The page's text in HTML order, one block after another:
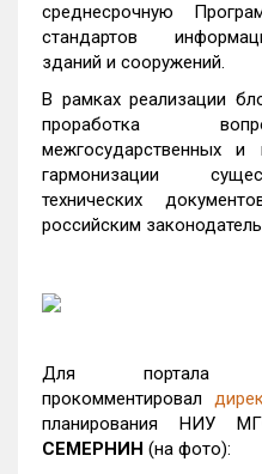
среднесрочную
стандартов
зданий и сооружений.
В рамках реализации
проработка
межгосударственных и
гармонизации
технических
российским
Для портала
прокомментировал
планирования НИУ
СЕМЕРНИН (на фото):